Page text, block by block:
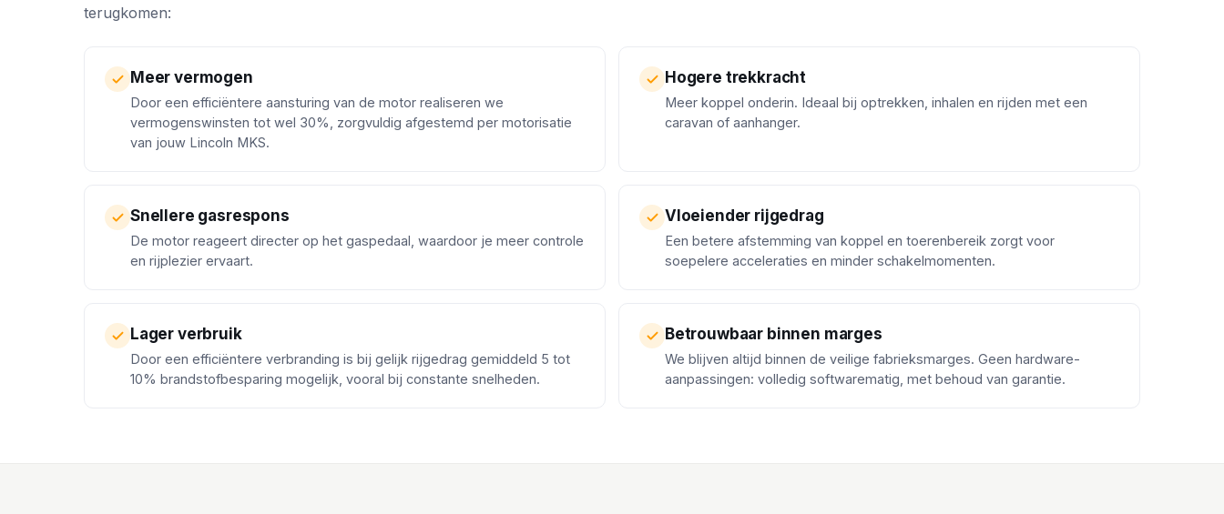
terugkomen:
Meer vermogen
Door een efficiëntere aansturing van de motor realiseren we
vermogenswinsten tot wel 30%, zorgvuldig afgestemd per motorisatie
van jouw Lincoln MKS.
Hogere trekkracht
Meer koppel onderin. Ideaal bij optrekken, inhalen en rijden met een
caravan of aanhanger.
Snellere gasrespons
De motor reageert directer op het gaspedaal, waardoor je meer controle
en rijplezier ervaart.
Vloeiender rijgedrag
Een betere afstemming van koppel en toerenbereik zorgt voor
soepelere acceleraties en minder schakelmomenten.
Lager verbruik
Door een efficiëntere verbranding is bij gelijk rijgedrag gemiddeld 5 tot
10% brandstofbesparing mogelijk, vooral bij constante snelheden.
Betrouwbaar binnen marges
We blijven altijd binnen de veilige fabrieksmarges. Geen hardware-
aanpassingen: volledig softwarematig, met behoud van garantie.